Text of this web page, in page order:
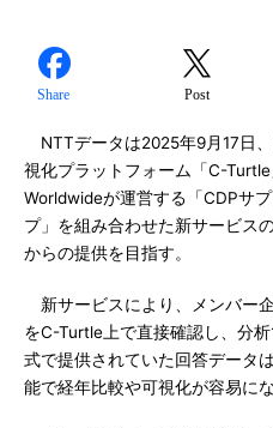
Share Post
NTTデータは2025年9月17日
視化プラットフォーム「C-
Worldwideが運営する「CDPサ
プ」を組み合わせた新サービス
からの提供を目指す。
新サービスにより、メンバー
をC-Turtle上で直接確認し、分
式で提供されていた回答データ
能で経年比較や可視化が容易に